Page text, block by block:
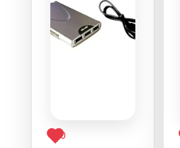
0